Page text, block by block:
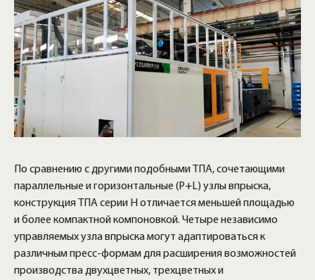
По сравнению с другими подобными ТПА, сочетающими
параллельные и горизонтальные (P+L) узлы впрыска,
конструкция ТПА серии H отличается меньшей площадью
и более компактной компоновкой. Четыре независимо
управляемых узла впрыска могут адаптироваться к
различным пресс-формам для расширения возможностей
производства двухцветных, трехцветных и